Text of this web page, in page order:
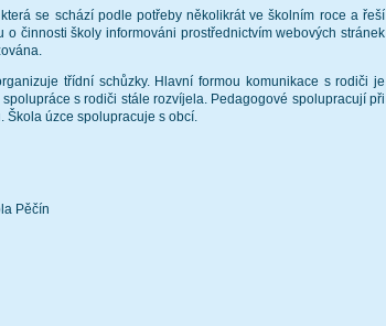
se schází podle potřeby několikrát ve školním roce a řeší
činnosti školy informováni prostřednictvím webových stránek
třídní schůzky. Hlavní formou komunikace s rodiči je
s rodiči stále rozvíjela. Pedagogové spolupracují při
Škola úzce spolupracuje s obcí.
Pěčín